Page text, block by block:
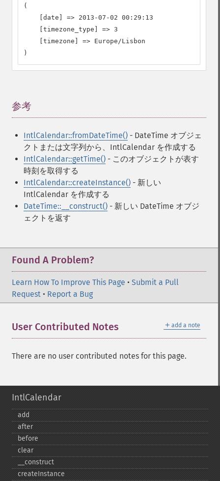
(
    [date] => 2013-07-02 00:29:13
    [timezone_type] => 3
    [timezone] => Europe/Lisbon
)
参考
IntlCalendar::fromDateTime() - DateTime オブジェ
クトまたは文字列から、IntlCalendar を作成する
IntlCalendar::getTime() - このオブジェクトが表す
時刻を取得する
IntlCalendar::createInstance() - 新しい
IntlCalendar を作成する
DateTime::__construct() - 新しい DateTime オブジ
ェクトを返す
Found A Problem?
Learn How To Improve This Page • Submit a Pull
Request • Report a Bug
＋ add a note
User Contributed Notes
There are no user contributed notes for this page.
IntlCalendar
add
after
before
clear
_​_​construct
createInstance